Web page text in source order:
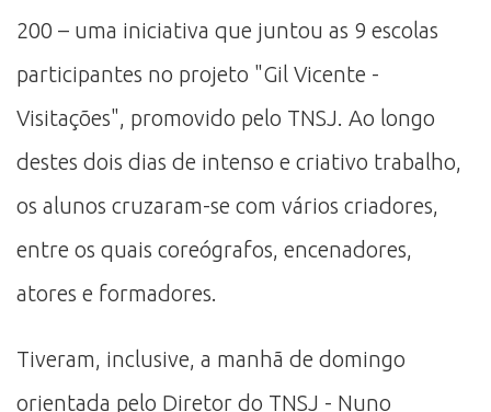
200 – uma iniciativa que juntou as 9 escolas
participantes no projeto "Gil Vicente -
Visitações", promovido pelo TNSJ. Ao longo
destes dois dias de intenso e criativo trabalho,
os alunos cruzaram-se com vários criadores,
entre os quais coreógrafos, encenadores,
atores e formadores.
Tiveram, inclusive, a manhã de domingo
orientada pelo Diretor do TNSJ - Nuno